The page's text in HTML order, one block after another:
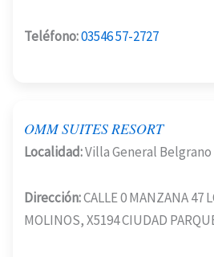
Teléfono:03546 57-2727
OMM SUITES RESORT
Localidad:Villa General Belgrano
Dirección:CALLE 0 MANZANA 47
MOLINOS, X5194 CIUDAD